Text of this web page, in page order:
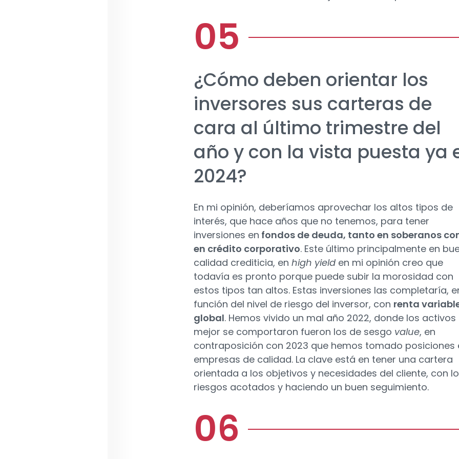
¿Cómo deben orientar los
inversores sus carteras de
cara al último trimestre del
año y con la vista puesta ya
2024?
En mi opinión, deberíamos aprovechar los altos tipos de
interés, que hace años que no tenemos, para tener
inversiones en fondos de deuda, tanto en soberanos
en crédito corporativo. Este último principalmente en
calidad crediticia, en high yield en mi opinión creo que
todavía es pronto porque puede subir la morosidad con
estos tipos tan altos. Estas inversiones las completaría,
función del nivel de riesgo del inversor, con renta
global. Hemos vivido un mal año 2022, donde los activos
mejor se comportaron fueron los de sesgo value, en
contraposición con 2023 que hemos tomado posiciones
empresas de calidad. La clave está en tener una cartera
orientada a los objetivos y necesidades del cliente, con
riesgos acotados y haciendo un buen seguimiento.